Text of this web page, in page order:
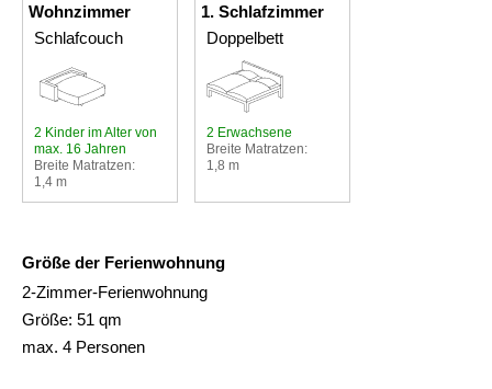
Wohnzimmer
Schlafcouch
2 Kinder im Alter von
max. 16 Jahren
Breite Matratzen:
1,4 m
1. Schlafzimmer
Doppelbett
2 Erwachsene
Breite Matratzen:
1,8 m
Größe der Ferienwohnung
2-Zimmer-Ferienwohnung
Größe: 51 qm
max. 4 Personen